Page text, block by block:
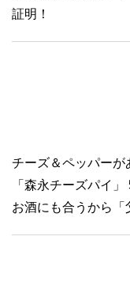
証明！
チーズ＆ペッパーが
「森永チーズパイ
お酒にも合うから「